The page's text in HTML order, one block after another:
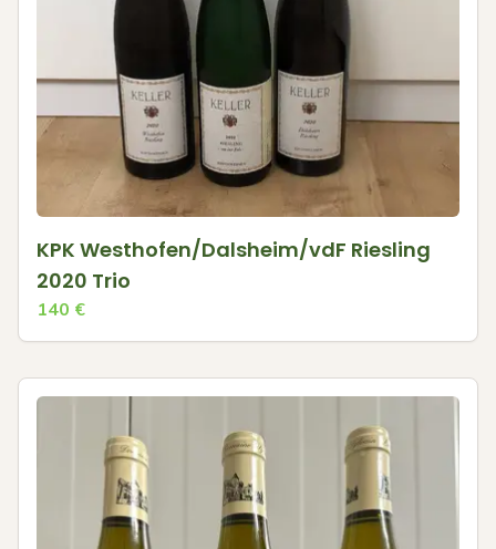
KPK Westhofen/Dalsheim/vdF Riesling
2020 Trio
140 €